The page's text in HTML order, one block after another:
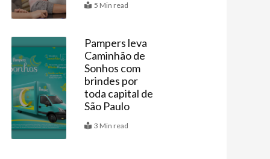
5 Min read
Últimas
Pampers leva
Caminhão de
Sonhos com
brindes por
toda capital de
São Paulo
3 Min read